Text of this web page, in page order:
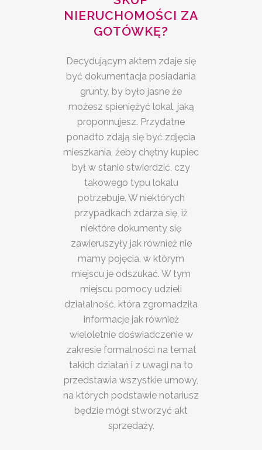
NIERUCHOMOŚCI ZA
GOTÓWKĘ?
Decydującym aktem zdaje się
być dokumentacja posiadania
grunty, by było jasne że
możesz spieniężyć lokal, jaką
proponnujesz. Przydatne
ponadto zdają się być zdjęcia
mieszkania, żeby chętny kupiec
był w stanie stwierdzić, czy
takowego typu lokalu
potrzebuje. W niektórych
przypadkach zdarza się, iż
niektóre dokumenty się
zawieruszyły jak również nie
mamy pojęcia, w którym
miejscu je odszukać. W tym
miejscu pomocy udzieli
działalność, która zgromadziła
informacje jak również
wieloletnie doświadczenie w
zakresie formalności na temat
takich działań i z uwagi na to
przedstawia wszystkie umowy,
na których podstawie notariusz
będzie mógł stworzyć akt
sprzedaży.